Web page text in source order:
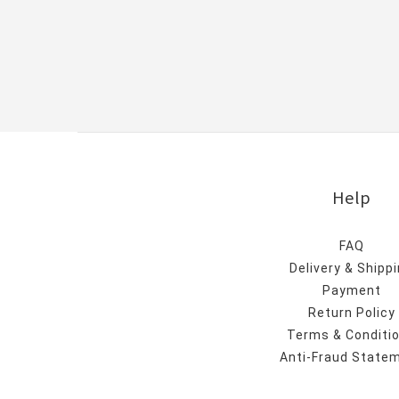
Help
FAQ
Delivery &
Payment
Return Policy
Terms &
Anti-Fraud